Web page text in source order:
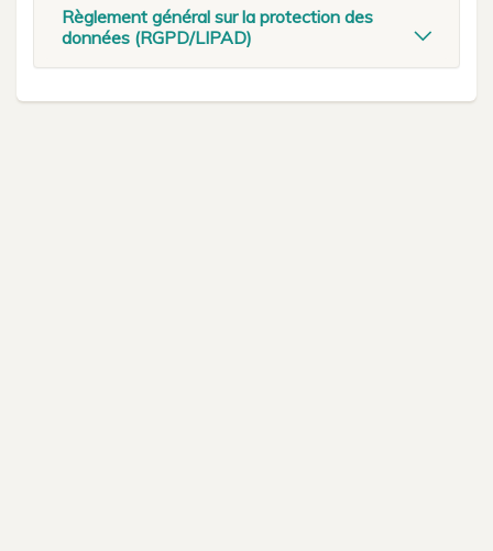
Règlement général sur la protection des
données (RGPD/LIPAD)